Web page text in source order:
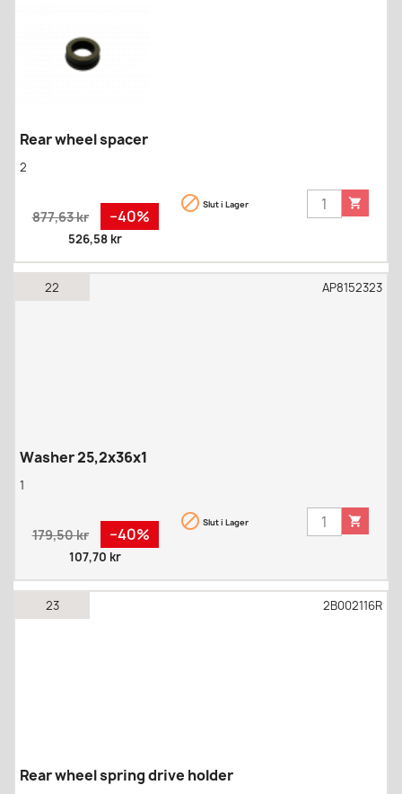
Rear wheel spacer
2
Regular
price
877,63 kr −40%
526,58 kr
 Slut i Lager 
22 AP8152323
Washer 25,2x36x1
1
Regular
price
179,50 kr −40%
107,70 kr
 Slut i Lager 
23 2B002116R
Rear wheel spring drive holder